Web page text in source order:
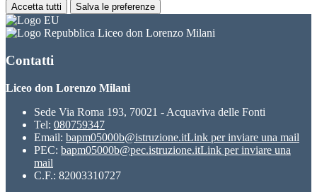
Accetta tutti Salva le preferenze
Liceo don Lorenzo Milani
Contatti
Liceo don Lorenzo Milani
Sede Via Roma 193, 70021 - Acquaviva delle Fonti
Tel: 080759347
Email: bapm05000b@istruzione.itLink per inviare una mail
PEC: bapm05000b@pec.istruzione.itLink per inviare una
mail
C.F.: 82003310727